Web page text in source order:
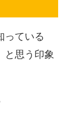
っている
と思う印象